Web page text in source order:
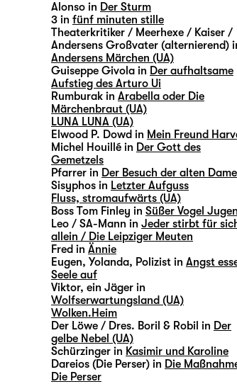
Alonso in Der Sturm
3 in fünf minuten stille
Theaterkritiker / Meerhexe / Kaiser /
Andersens Großvater (alternierend)
Andersens Märchen (UA)
Guiseppe Givola in Der aufhaltsame
Aufstieg des Arturo Ui
Rumburak in Arabella oder Die
Märchenbraut (UA)
LUNA LUNA (UA)
Elwood P. Dowd in Mein Freund
Michel Houillé in Der Gott des
Gemetzels
Pfarrer in Der Besuch der alten Dame
Sisyphos in Letzter Aufguss
Fluss, stromaufwärts (UA)
Boss Tom Finley in Süßer Vogel
Leo / SA-Mann in Jeder stirbt für
allein / Die Leipziger Meuten
Fred in Ännie
Eugen, Yolanda, Polizist in Angst
Seele auf
Viktor, ein Jäger in
Wolfserwartungsland (UA)
Wolken.Heim
Der Löwe / Dres. Boril & Robil in Der
gelbe Nebel (UA)
Schürzinger in Kasimir und Karoline
Dareios (Die Perser) in Die
Die Perser